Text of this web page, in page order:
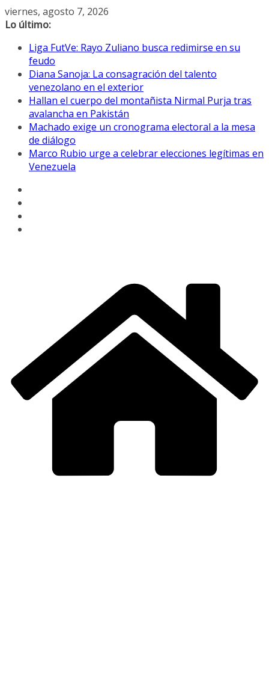
Saltar
al
viernes, agosto 7, 2026
Lo último:
Liga FutVe: Rayo Zuliano busca redimirse en su
feudo
Diana Sanoja: La consagración del talento
venezolano en el exterior
Hallan el cuerpo del montañista Nirmal Purja tras
avalancha en Pakistán
Machado exige un cronograma electoral a la mesa
de diálogo
Marco Rubio urge a celebrar elecciones legítimas en
Venezuela